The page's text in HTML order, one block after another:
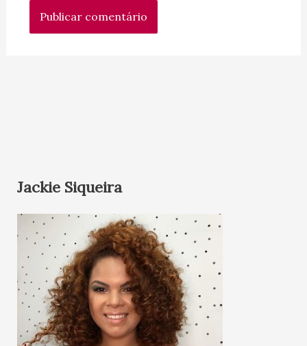
Jackie Siqueira